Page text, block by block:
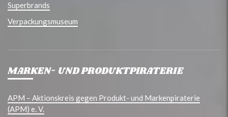
Superbrands
Verpackungsmuseum
MARKEN- UND PRODUKTPIRATERIE
APM – Aktionskreis gegen Produkt- und Markenpiraterie
(APM) e. V.